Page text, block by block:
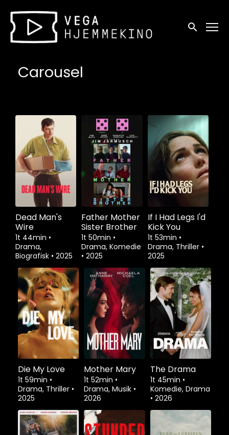
Tilgjengelighetslenker
Søk
Carousel
Dead Man's
Wire
1t 44min •
Drama,
Biografisk • 2025
Father Mother
Sister Brother
1t 50min •
Drama, Komedie
• 2025
If I Had Legs I'd
Kick You
1t 53min •
Drama, Thriller •
2025
Die My Love
1t 59min •
Drama, Thriller •
2025
Mother Mary
1t 52min •
Drama, Musik •
2026
The Drama
1t 45min •
Komedie, Drama
• 2026